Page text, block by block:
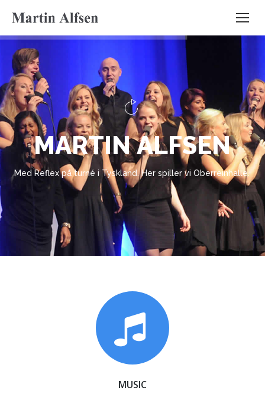
Search:
MARTIN ALFSEN
Med Reflex på turné i Tyskland. Her spiller vi Oberreinhalle.
MUSIC